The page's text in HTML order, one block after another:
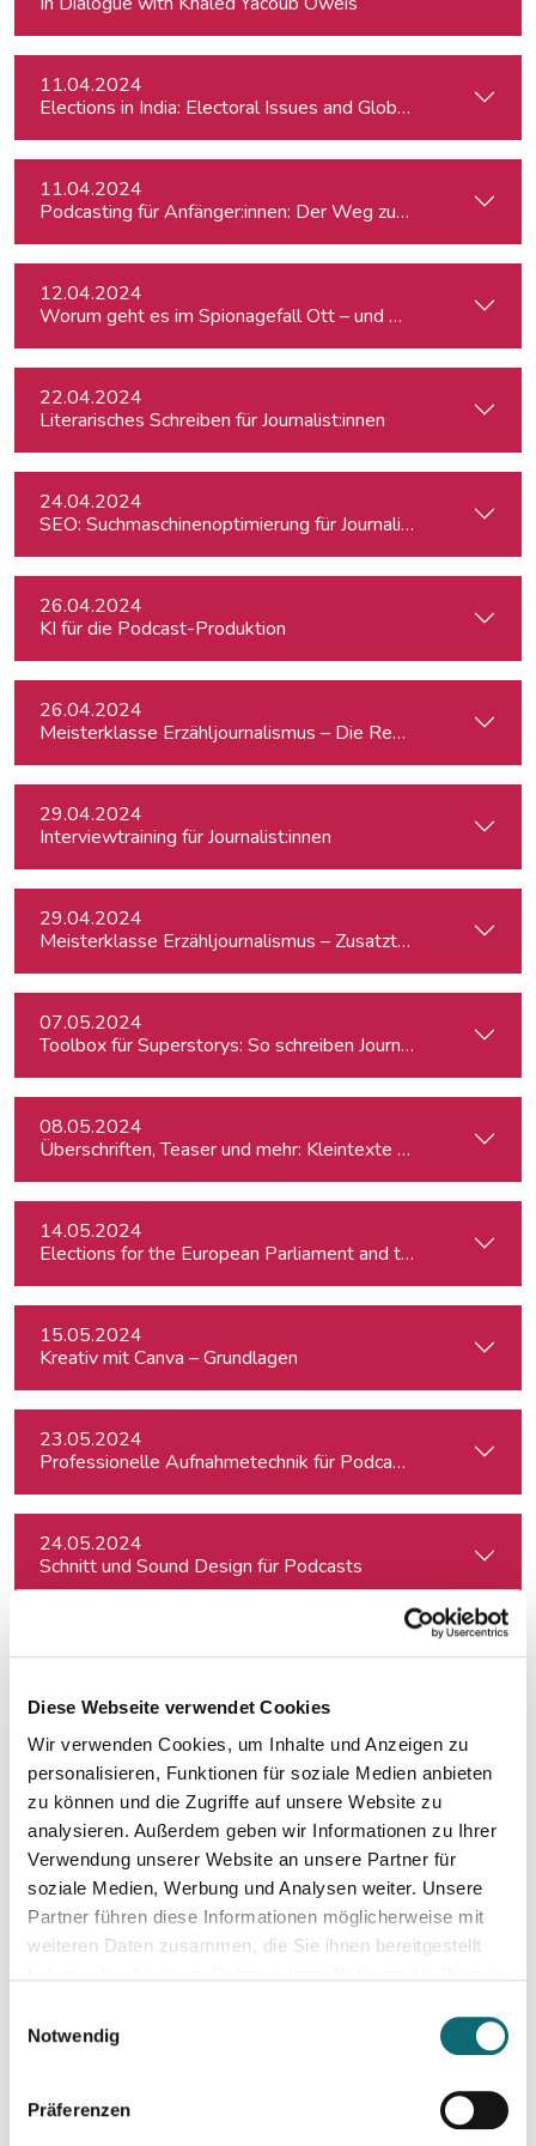
Diese Webseite verwendet Cookies
Wir verwenden Cookies, um Inhalte und Anzeigen zu
personalisieren, Funktionen für soziale Medien anbieten
zu können und die Zugriffe auf unsere Website zu
analysieren. Außerdem geben wir Informationen zu Ihrer
Verwendung unserer Website an unsere Partner für
soziale Medien, Werbung und Analysen weiter. Unsere
Partner führen diese Informationen möglicherweise mit
weiteren Daten zusammen, die Sie ihnen bereitgestellt
Notwendig
Präferenzen
11.04.2024
Elections in India: Electoral Issues and Global Ambitions
11.04.2024
Podcasting für Anfänger:innen: Der Weg zum eigenen
12.04.2024
Worum geht es im Spionagefall Ott – und wie reagiert die
22.04.2024
Literarisches Schreiben für Journalist:innen
24.04.2024
SEO: Suchmaschinenoptimierung für Journalist:innen
26.04.2024
KI für die Podcast-Produktion
26.04.2024
Meisterklasse Erzähljournalismus – Die
29.04.2024
Interviewtraining für Journalist:innen
29.04.2024
Meisterklasse Erzähljournalismus – Zusatztermin
07.05.2024
Toolbox für Superstorys: So schreiben Journalist:innen
08.05.2024
Überschriften, Teaser und mehr: Kleintexte einfach besser
14.05.2024
15.05.2024
Kreativ mit Canva – Grundlagen
23.05.2024
Professionelle Aufnahmetechnik für Podcasts
24.05.2024
Schnitt und Sound Design für Podcasts
06.06.2024
Schreiben für Hörfunk, Podcast und Moderation
11.06.2024
Konstruktiver Klimajournalismus – so geht's!
17.06.2024
Slovakia: Understanding political polarizations and their